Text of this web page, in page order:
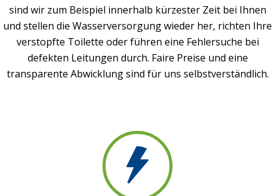
sind wir zum Beispiel innerhalb kürzester Zeit bei Ihnen
und stellen die Wasserversorgung wieder her, richten Ihre
verstopfte Toilette oder führen eine Fehlersuche bei
defekten Leitungen durch. Faire Preise und eine
transparente Abwicklung sind für uns selbstverständlich.